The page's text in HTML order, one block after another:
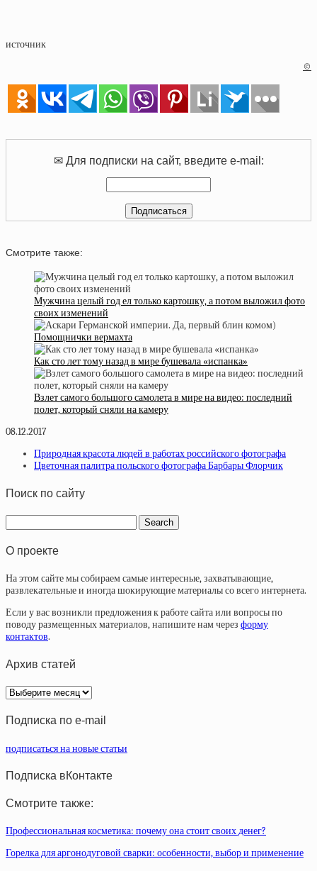
источник
©
✉ Для подписки на сайт, введите e-mail:
Смотрите также:
Мужчина целый год ел только картошку, а потом выложил фото
своих изменений
Помощнички вермахта
Как сто лет тому назад в мире бушевала «испанка»
Взлет самого большого самолета в мире на видео: последний
полет, который сняли на камеру
08.12.2017
Природная красота людей в работах российского фотографа
Цветочная палитра польского фотографа Барбары Флорчик
Поиск по сайту
О проекте
На этом сайте мы собираем самые интересные, захватывающие,
развлекательные и иногда шокирующие материалы со всего интернета.
Если у вас возникли предложения к работе сайта или вопросы по
поводу размещенных материалов, напишите нам через форму
контактов.
Архив статей
Архив
статей
Подписка по e-mail
подписаться на новые статьи
Подписка вКонтакте
Смотрите также:
Профессиональная косметика: почему она стоит своих денег?
Горелка для аргонодуговой сварки: особенности, выбор и применение